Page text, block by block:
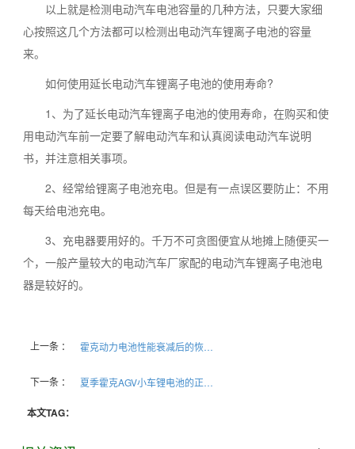
以上就是检测电动汽车电池容量的几种方法，只要大家细
心按照这几个方法都可以检测出电动汽车锂离子电池的容量
来。
如何使用延长电动汽车锂离子电池的使用寿命?
1、为了延长电动汽车锂离子电池的使用寿命，在购买和使
用电动汽车前一定要了解电动汽车和认真阅读电动汽车说明
书，并注意相关事项。
2、经常给锂离子电池充电。但是有一点误区要防止：不用
每天给电池充电。
3、充电器要用好的。千万不可贪图便宜从地摊上随便买一
个，一般产量较大的电动汽车厂家配的电动汽车锂离子电池电
器是较好的。
上一条 ： 霍克动力电池性能衰减后的恢复机理和方法
下一条 ： 夏季霍克AGV小车锂电池的正确充电方式
本文TAG：